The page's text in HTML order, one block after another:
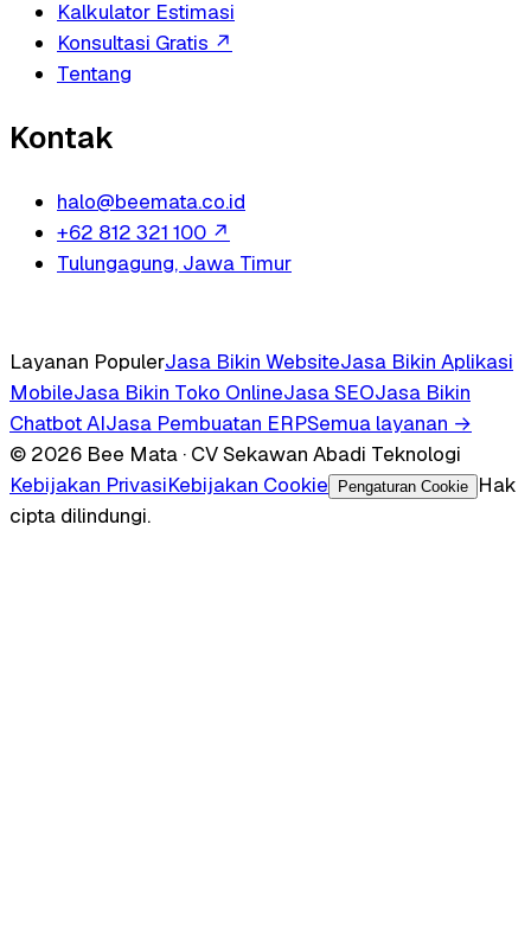
Kalkulator Estimasi
Konsultasi Gratis ↗
Tentang
Kontak
halo@beemata.co.id
+62 812 321 100 ↗
Tulungagung, Jawa Timur
Layanan PopulerJasa Bikin WebsiteJasa Bikin Aplikasi
MobileJasa Bikin Toko OnlineJasa SEOJasa Bikin
Chatbot AIJasa Pembuatan ERPSemua layanan →
© 2026 Bee Mata · CV Sekawan Abadi Teknologi
Kebijakan PrivasiKebijakan Cookie Pengaturan Cookie
Hak
cipta dilindungi.